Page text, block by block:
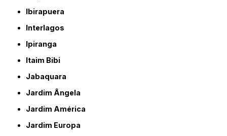
Ibirapuera
Interlagos
Ipiranga
Itaim Bibi
Jabaquara
Jardim Ângela
Jardim América
Jardim Europa